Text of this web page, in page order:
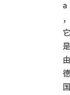
a
，
它
是
由
德
国